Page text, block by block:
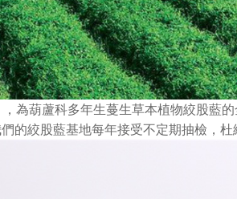
為葫蘆科多年生蔓生草本植物絞股藍
的絞股藍基地每年接受不定期抽檢，